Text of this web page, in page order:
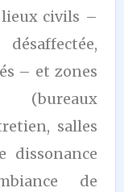
civils –
– et zones
(bureaux
salles
dissonance
de